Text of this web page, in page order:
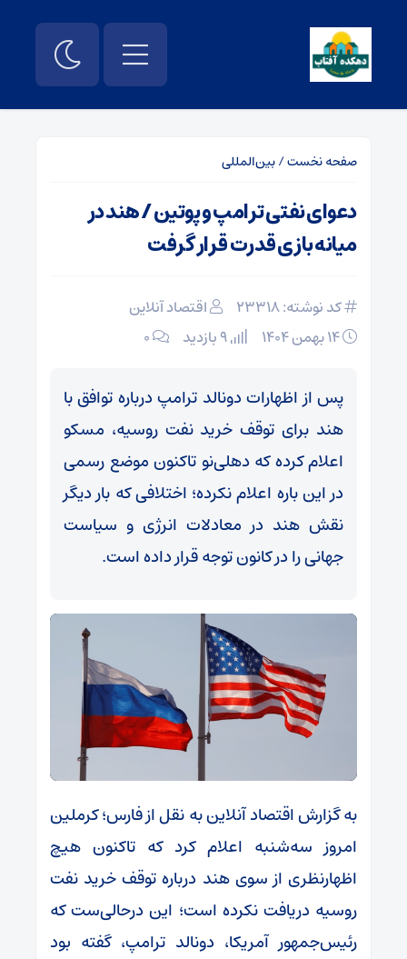
صفحه نخست/بین‌المللی
دعوای نفتی ترامپ و پوتین / هند در
میانه بازی قدرت قرار گرفت
کد نوشته: 23318
اقتصاد آنلاین
۰
پس از اظهارات دونالد ترامپ درباره توافق با
هند برای توقف خرید نفت روسیه، مسکو
اعلام کرده که دهلی‌نو تاکنون موضع رسمی
در این باره اعلام نکرده؛ اختلافی که بار دیگر
نقش هند در معادلات انرژی و سیاست
جهانی را در کانون توجه قرار داده است.
به گزارش اقتصاد آنلاین به نقل از فارس؛ کرملین
امروز سه‌شنبه اعلام کرد که تاکنون هیچ
اظهارنظری از سوی هند درباره توقف خرید نفت
روسیه دریافت نکرده است؛ این درحالی‌ست که
رئیس‌جمهور آمریکا، دونالد ترامپ، گفته بود